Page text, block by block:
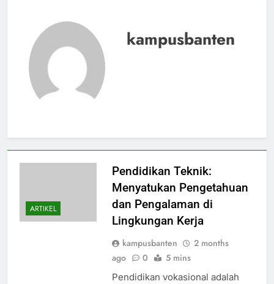
kampusbanten
ARTIKEL
Pendidikan Teknik:
Menyatukan Pengetahuan
dan Pengalaman di
Lingkungan Kerja
kampusbanten
2 months
ago
0 5 mins
Pendidikan vokasional adalah